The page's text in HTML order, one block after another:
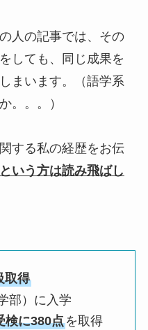
人の記事では、その
しても、同じ成果を
まいます。（語学系
。。。）
する私の経歴をお伝
いう方は読み飛ばし
取得
部）に入学
検に380点を取得